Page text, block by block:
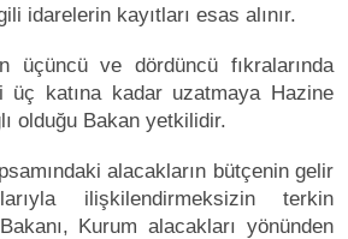
idarelerin kayıtları esas alınır.
üçüncü ve dördüncü fıkralarında
üç katına kadar uzatmaya Hazine
olduğu Bakan yetkilidir.
alacakların bütçenin gelir
ilişkilendirmeksizin terkin
Kurum alacakları yönünden